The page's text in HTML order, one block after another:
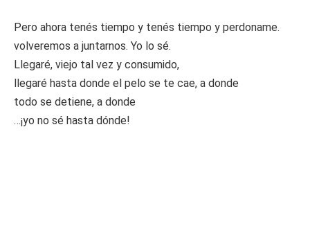
Pero ahora tenés tiempo y tenés tiempo y perdoname.
volveremos a juntarnos. Yo lo sé.
Llegaré, viejo tal vez y consumido,
llegaré hasta donde el pelo se te cae, a donde
todo se detiene, a donde
…¡yo no sé hasta dónde!